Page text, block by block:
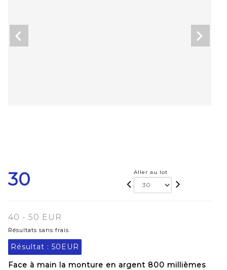
30 Aller au lot
40 - 50 EUR
Résultats sans frais
Résultat : 50EUR
Face à main la monture en argent 800 millièmes